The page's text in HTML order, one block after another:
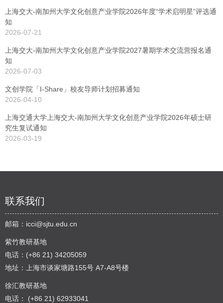
上海交大-南加州大学文化创意产业学院2026年度“学术启明星”评选通
知
2026-07-21
上海交大-南加州大学文化创意产业学院2027暑期学术交流营报名通
知
2026-07-03
文创学院「I-Share」校友导师计划招募通知
2026-04-10
上海交通大学上海交大-南加州大学文化创意产业学院2026年硕士研
究生复试通知
2026-03-19
联系我们
邮箱： icci@sjtu.edu.cn
紫竹教研基地
电话：(+86 21) 34205059
地址：上海市谈家塘路155号 A7-A8号楼
徐汇教研基地
电话： (+86 21) 62933041